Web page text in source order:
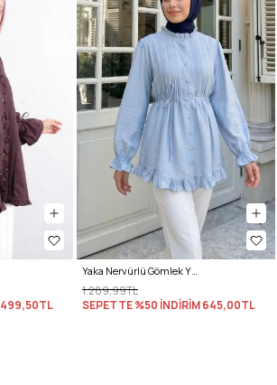
499,50TL
Yaka Nervürlü Gömlek Y0109 - BEBE MAVİSİ
1.289,99TL
SEPETTE %50 İNDİRİM645,00TL